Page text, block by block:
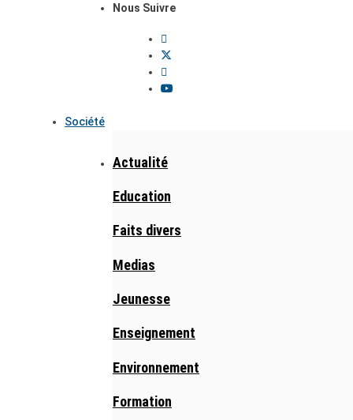
Nous Suivre
Société
Actualité
Education
Faits divers
Medias
Jeunesse
Enseignement
Environnement
Formation